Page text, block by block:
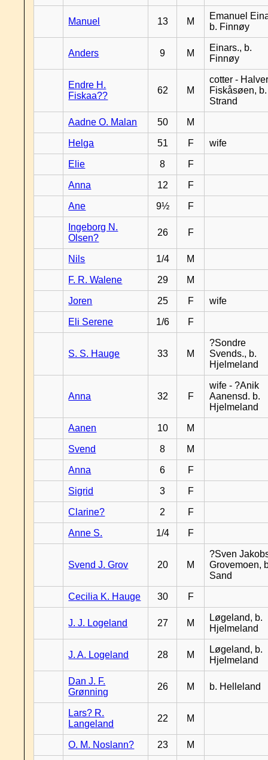
Manuel 13 M
Emanuel
b. Finnøy
Anders 9 M
Einars., b.
Finnøy
Endre H.
Fiskaa??
62 M
cotter -
Fiskåsøen, b.
Strand
Aadne O. Malan 50 M
Helga 51 F wife
Elie 8 F
Anna 12 F
Ane 9½ F
Ingeborg N.
Olsen?
26 F
Nils 1/4 M
F. R. Walene 29 M
Joren 25 F wife
Eli Serene 1/6 F
S. S. Hauge 33 M
?Sondre
Svends., b.
Hjelmeland
Anna 32 F
wife - ?Anik
Aanensd. b.
Hjelmeland
Aanen 10 M
Svend 8 M
Anna 6 F
Sigrid 3 F
Clarine? 2 F
Anne S. 1/4 F
Svend J. Grov 20 M
?Sven
Grovemoen,
Sand
Cecilia K. Hauge 30 F
J. J. Logeland 27 M
Løgeland, b.
Hjelmeland
J. A. Logeland 28 M
Løgeland, b.
Hjelmeland
Dan J. F.
Grønning
26 M b. Helleland
Lars? R.
Langeland
22 M
O. M. Noslann? 23 M